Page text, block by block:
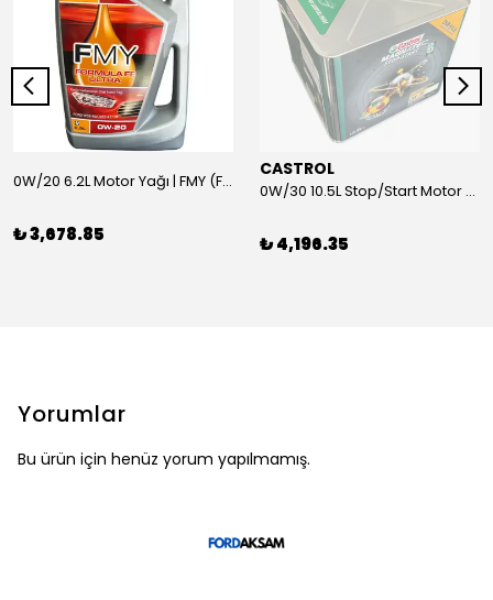
0W/20 6.2L Motor Yağı | FMY (Ford Motor Yağları)
₺ 3,678.85
CASTROL
0W/30 10.5L Stop/Start Motor Yağı | CASTROL
₺ 4,196.35
Yorumlar
Bu ürün için henüz yorum yapılmamış.